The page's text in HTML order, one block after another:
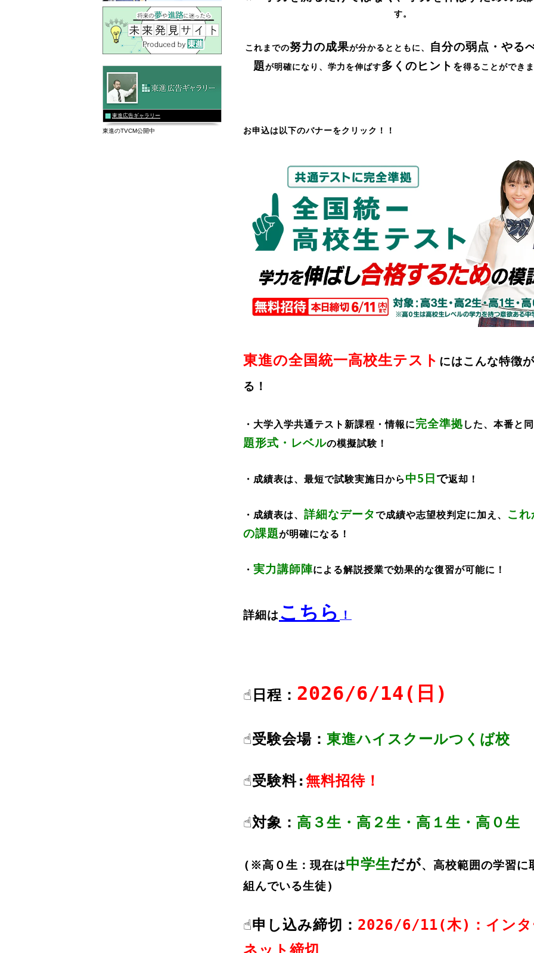
す。
これまでの努力の成果が分かるとともに、
自分の弱点・やる
題が明確になり、学力を伸ばす多くのヒント を得ることができま
お申込は以下のバナーをクリック！！
東進の全国統一高校生テスト にはこんな特徴
る！
・大学入学共通テスト新課程・情報に完全準拠した、本番と
題形式・レベルの模擬試験！
・ 成績表は、 最短で試験実施日から 中5日 で返却 ！
・成績表は、 詳細なデータで成績や志望校判定に加え、
これ
の課題が明確になる ！
・ 実力講師陣による解説授業で効果的な復習が可能に！
詳細は こちら ！
☝日程： 2026/6/14(日)
☝受験会場： 東進ハイスクールつくば校
☝受験料:無料招待！
☝対象： 高３生・高２生・高１生・高０生
(※高０生：現在は中学生だが、高校範囲の学習に
組んでいる生徒)
☝申し込み締切： 2026/6/11(木)：インタ
東進広告ギャラリー
東進のTVCM公開中